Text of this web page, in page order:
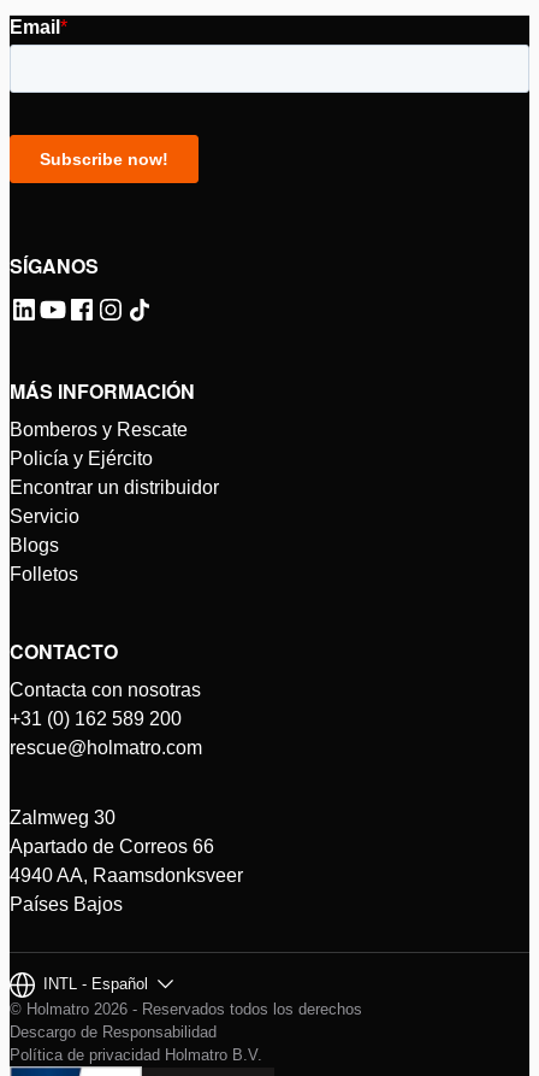
SÍGANOS
MÁS INFORMACIÓN
Bomberos y Rescate
Policía y Ejército
Encontrar un distribuidor
Servicio
Blogs
Folletos
CONTACTO
Contacta con nosotras
+31 (0) 162 589 200
rescue@holmatro.com
Zalmweg 30
Apartado de Correos 66
4940 AA, Raamsdonksveer
Países Bajos
INTL - Español
© Holmatro 2026 - Reservados todos los derechos
Descargo de Responsabilidad
Política de privacidad Holmatro B.V.